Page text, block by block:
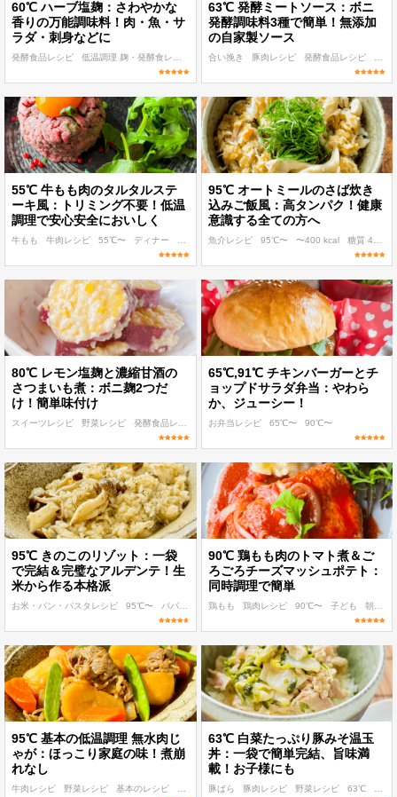
60℃ ハーブ塩麹：さわやかな
香りの万能調味料！肉・魚・サ
ラダ・刺身などに
発酵食品レシピ 低温調理 麹・発酵食レシピ 60℃〜 作り置き
63℃ 発酵ミートソース：ボニ
発酵調味料3種で簡単！無添加
の自家製ソース
合い挽き 豚肉レシピ 発酵食品レシピ
55℃ 牛もも肉のタルタルステ
ーキ風：トリミング不要！低温
調理で安心安全においしく
牛もも 牛肉レシピ 55℃〜 ディナー
95℃ オートミールのさば炊き
込みご飯風：高タンパク！健康
意識する全ての方へ
魚介レシピ 95℃〜 〜400 kcal 糖質 40g以下
80℃ レモン塩麹と濃縮甘酒の
さつまいも煮：ボニ麹2つだ
け！簡単味付け
スイーツレシピ 野菜レシピ 発酵食品レシピ 低温調理 麹・発酵食レシピ 80℃〜
65℃,91℃ チキンバーガーとチ
ョップドサラダ弁当：やわら
か、ジューシー！
お弁当レシピ 65℃〜 90℃〜
95℃ きのこのリゾット：一袋
で完結＆完璧なアルデンテ！生
米から作る本格派
お米・パン・パスタレシピ 95℃〜 パパッと作れる 子ども 朝食・ランチ
90℃ 鶏もも肉のトマト煮＆ご
ろごろチーズマッシュポテト：
同時調理で簡単
鶏もも 鶏肉レシピ 90℃〜 子ども 朝食・ランチ
95℃ 基本の低温調理 無水肉じ
ゃが：ほっこり家庭の味！煮崩
れなし
牛肉レシピ 野菜レシピ 基本のレシピ 作り置き
63℃ 白菜たっぷり豚みそ温玉
丼：一袋で簡単完結、旨味満
載！お子様にも
豚ばら 豚肉レシピ 野菜レシピ 63℃